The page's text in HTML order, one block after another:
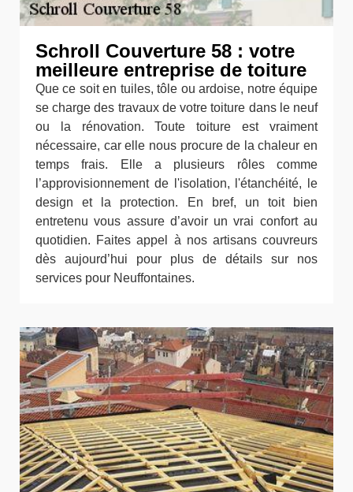
Schroll Couverture 58 : votre
meilleure entreprise de toiture
Que ce soit en tuiles, tôle ou ardoise, notre équipe
se charge des travaux de votre toiture dans le neuf
ou la rénovation. Toute toiture est vraiment
nécessaire, car elle nous procure de la chaleur en
temps frais. Elle a plusieurs rôles comme
l’approvisionnement de l'isolation, l'étanchéité, le
design et la protection. En bref, un toit bien
entretenu vous assure d’avoir un vrai confort au
quotidien. Faites appel à nos artisans couvreurs
dès aujourd’hui pour plus de détails sur nos
services pour Neuffontaines.